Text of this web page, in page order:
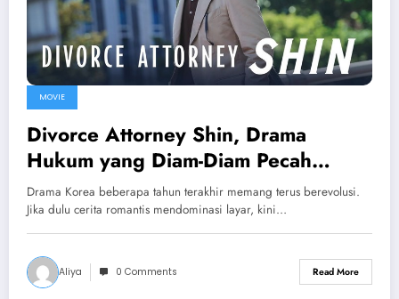
MOVIE
Divorce Attorney Shin, Drama
Hukum yang Diam-Diam Pecah
Ditonton Kembali Di 2026
Drama Korea beberapa tahun terakhir memang terus berevolusi.
Jika dulu cerita romantis mendominasi layar, kini…
Aliya 0 Comments Read More